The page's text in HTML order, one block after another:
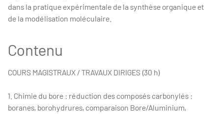
dans la pratique expérimentale de la synthèse organique et
de la modélisation moléculaire.
Contenu
COURS MAGISTRAUX / TRAVAUX DIRIGES (30 h)
1. Chimie du bore : réduction des composés carbonylés :
boranes, borohydrures, comparaison Bore/Aluminium,